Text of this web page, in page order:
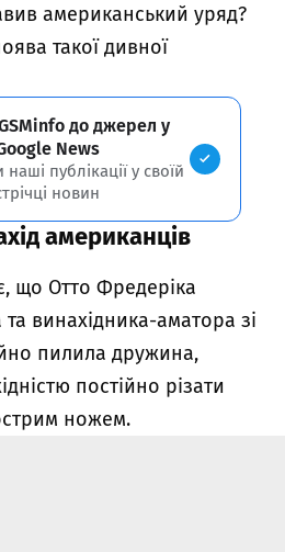
американський уряд?
такої дивної
до джерел у
News
публікації у своїй
новин
американців
що Отто Фредеріка
винахідника-аматора зі
пилила дружина,
постійно різати
ножем.